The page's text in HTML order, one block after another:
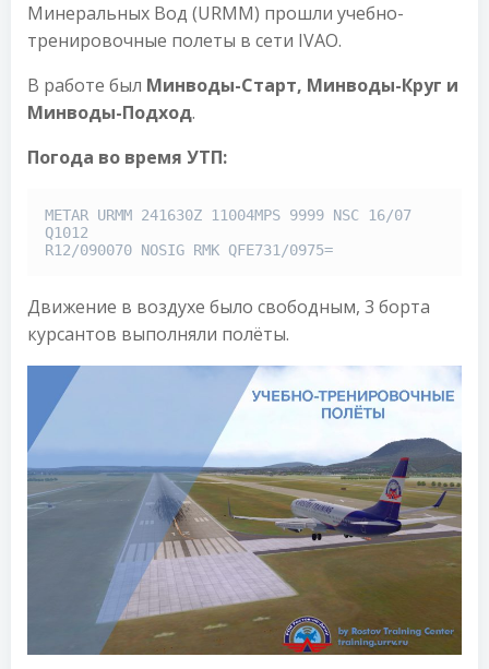
Минеральных Вод (URMM) прошли учебно-
тренировочные полеты в сети IVAO.
В работе был Минводы-Старт, Минводы-Круг и
Минводы-Подход.
Погода во время УТП:
METAR URMM 241630Z 11004MPS 9999 NSC 16/07
Q1012
R12/090070 NOSIG RMK QFE731/0975=
Движение в воздухе было свободным, 3 борта
курсантов выполняли полёты.